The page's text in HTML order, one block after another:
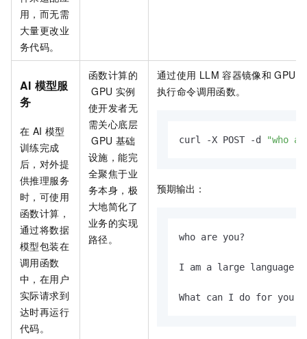
用，而无需
大量更改业
务代码。
AI 模型服
务
在 AI 模型
训练完成
后，对外提
供推理服务
时，可使用
函数计算，
通过将数据
模型包装在
调用函数
中，在用户
实际请求到
达时再运行
代码。
函数计算的
GPU 实例
使开发者无
需关心底层
GPU 基础
设施，能完
全聚焦于业
务本身，极
大地简化了
业务的实现
路径。
通过使用 LLM 容器镜像和 GPU
执行命令调用函数。
curl -X POST -d "who
预期输出：
who are you?
I am a large language
What can I do for you